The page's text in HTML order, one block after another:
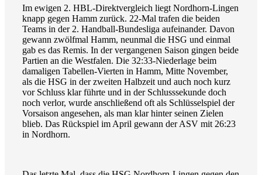
Im ewigen 2. HBL-Direktvergleich liegt Nordhorn-Lingen
knapp gegen Hamm zurück. 22-Mal trafen die beiden
Teams in der 2. Handball-Bundesliga aufeinander. Davon
gewann zwölfmal Hamm, neunmal die HSG und einmal
gab es das Remis. In der vergangenen Saison gingen beide
Partien an die Westfalen. Die 32:33-Niederlage beim
damaligen Tabellen-Vierten in Hamm, Mitte November,
als die HSG in der zweiten Halbzeit und auch noch kurz
vor Schluss klar führte und in der Schlusssekunde doch
noch verlor, wurde anschließend oft als Schlüsselspiel der
Vorsaison angesehen, als man klar hinter seinen Zielen
blieb. Das Rückspiel im April gewann der ASV mit 26:23
in Nordhorn.